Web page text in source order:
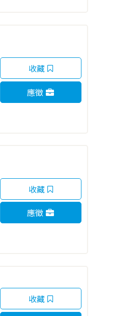
收藏
應徵
收藏
應徵
收藏